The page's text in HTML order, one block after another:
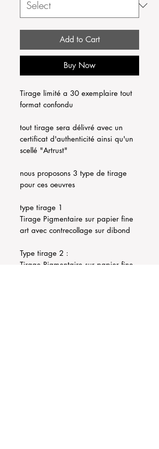
Add to Cart
Buy Now
Tirage limité a 30 exemplaire tout
format confondu
tout tirage sera délivré avec un
certificat d'authenticité ainsi qu'un
scellé "Artrust"
nous proposons 3 type de tirage
pour ces oeuvres
type tirage 1
Tirage Pigmentaire sur papier fine
art avec contrecollage sur dibond
Type tirage 2 :
Tirage Pigmentaire sur papier fine